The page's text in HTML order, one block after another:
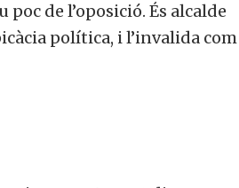
de l’oposició. És alcalde
política, i l’invalida com